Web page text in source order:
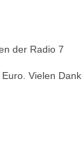
der Radio 7
Vielen Dank